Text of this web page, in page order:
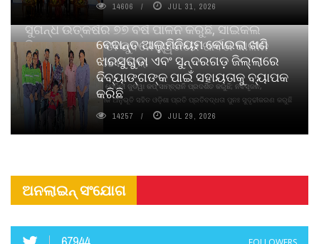
ସୁଗନ୍ଧ ଉତ୍କର୍ଷର ୭୭ ବର୍ଷ ପାଳନ କରୁଛି, ସାଇକଲ
ପିୟୋର୍‌ ଅଗରବତୀ ଭୁବନେଶ୍ୱରରେ ପାର୍ବଣ କାଳୀନ
ନବସୃଜନ ଉନ୍ମୋଚନ କଲା
ବାଉଁଶ ବିହୀନ କଠିନ ଧୂପ ଏବଂ ମେଦିନୀ ଜୁଡୱା କପ୍‌ ସାମ୍ବ୍ରାନି ପ୍ରଦର୍ଶିତ କରୁଛି; ନବସୃଜନ,
ଦୀର୍ଘସ୍ଥାୟିତା ଏବଂ ଆଧ୍ୟାତ୍ମିକ ଅନୁଭୂତି ସହିତ ଓଡ଼ିଶା ପ୍ରତି ପ୍ରତିବଦ୍ଧତା ପୁନଃ ସୁଦୃଢୀକରଣ କରୁଛି
14606 JUL 31, 2026
ବେଦାନ୍ତ ଆଲୁମିନିୟମ କୋଇଲା ଖଣି
ଝାରସୁଗୁଡା ଏବଂ ସୁନ୍ଦରଗଡ଼ ଜିଲ୍ଲାରେ
ଦିବ୍ୟାଙ୍ଗଙ୍କ ପାଇଁ ସହାୟତାକୁ ବ୍ୟାପକ
କରିଛି
14257 JUL 29, 2026
ଅନଲାଇନ୍ ସଂଯୋଗ